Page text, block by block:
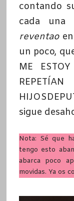
contando
cada una
reventaoen
un poco,
ME
sigue
Nota: Sé que
tengo esto
abarca poco
movidas. Ya os